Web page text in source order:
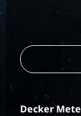
Decker